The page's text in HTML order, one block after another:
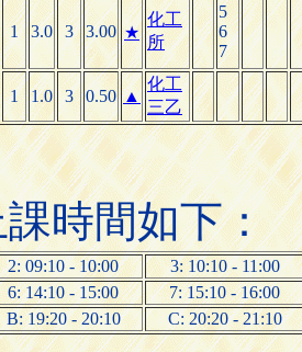
1 3.0 3 3.00 ★
化工
所
5
6
7
1 1.0 3 0.50 ▲
化工
三乙
時間如下：
2: 09:10 - 10:00
3: 10:10 - 11:00
6: 14:10 - 15:00
7: 15:10 - 16:00
B: 19:20 - 20:10 C: 20:20 - 21:10